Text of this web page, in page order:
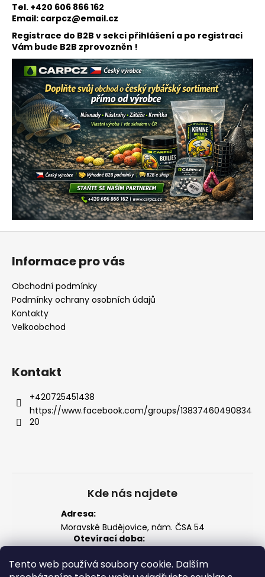
Tento web používá soubory cookie. Dalším
Tel. +420 606 866 162
Email: carpcz@email.cz
Registrace do B2B v sekci přihlášení a po registraci
Vám bude B2B zprovozněn !
Z
Informace pro vás
Obchodní podmínky
Podmínky ochrany osobních údajů
Kontakty
Velkoobchod
Kontakt
+420725451438
https://www.facebook.com/groups/13837460490834
20
Kde nás najdete
Adresa:
Moravské Budějovice, nám. ČSA 54
Otevírací doba:
So: 8:00 – 12:00
Zobrazit na mapě